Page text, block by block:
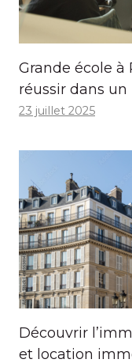
Grande école à
réussir dans
23 juillet 2025
Découvrir
et location